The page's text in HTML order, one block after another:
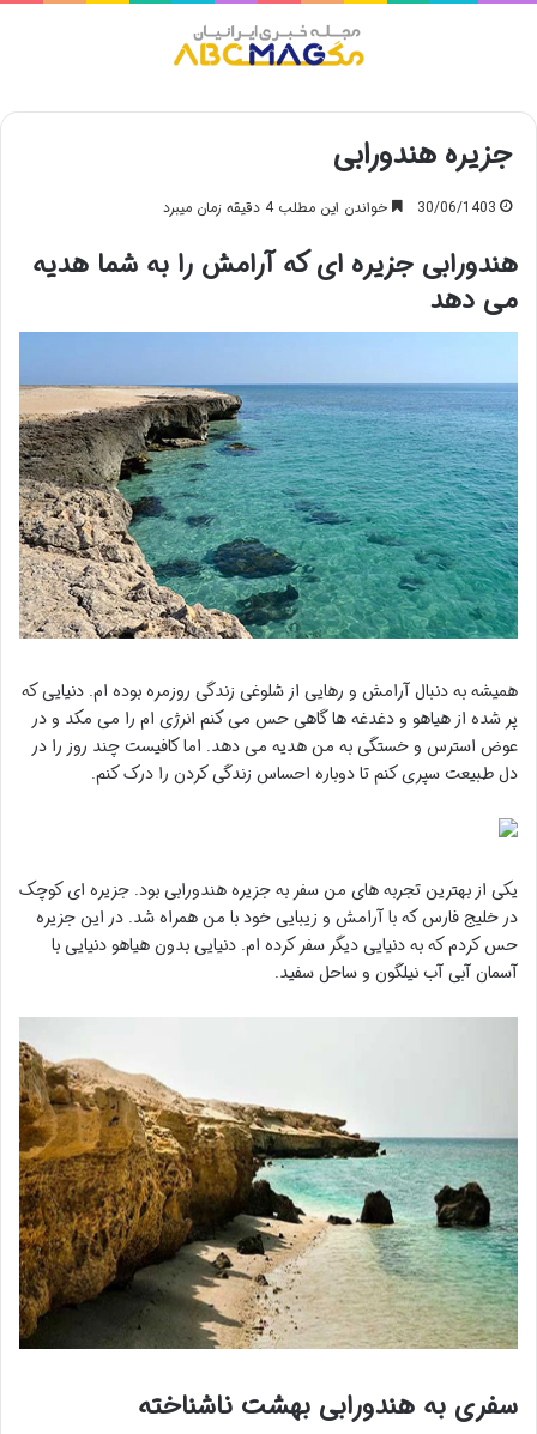
جزیره هندورابی
30/06/1403 خواندن این مطلب 4 دقیقه زمان میبرد
هندورابی جزیره ای که آرامش را به شما هدیه
می دهد
همیشه به دنبال آرامش و رهایی از شلوغی زندگی روزمره بوده ام. دنیایی که
پر شده از هیاهو و دغدغه ها گاهی حس می کنم انرژی ام را می مکد و در
عوض استرس و خستگی به من هدیه می دهد. اما کافیست چند روز را در
دل طبیعت سپری کنم تا دوباره احساس زندگی کردن را درک کنم.
یکی از بهترین تجربه های من سفر به جزیره هندورابی بود. جزیره ای کوچک
در خلیج فارس که با آرامش و زیبایی خود با من همراه شد. در این جزیره
حس کردم که به دنیایی دیگر سفر کرده ام. دنیایی بدون هیاهو دنیایی با
آسمان آبی آب نیلگون و ساحل سفید.
سفری به هندورابی بهشت ناشناخته